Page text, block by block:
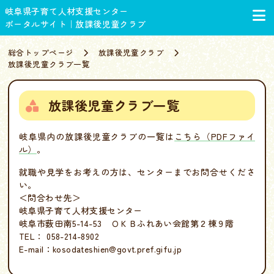
岐阜県子育て人材支援センター
ポータルサイト｜放課後児童クラブ
総合トップページ
放課後児童クラブ
放課後児童クラブ一覧
放課後児童クラブ一覧
岐阜県内の放課後児童クラブの一覧は こちら（PDFファイ
ル） 。
就職や見学をお考えの方は、センターまでお問合せくださ
い。
＜問合わせ先＞
岐阜県子育て人材支援センター
岐阜市薮田南5-14-53 ＯＫＢふれあい会館第２棟９階
TEL： 058-214-8902
E-mail：kosodateshien@govt.pref.gifu.jp